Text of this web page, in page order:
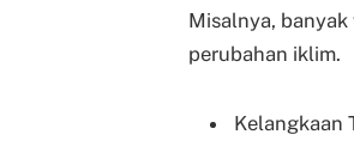
Misalnya,
perubahan iklim.
Kelangkaan